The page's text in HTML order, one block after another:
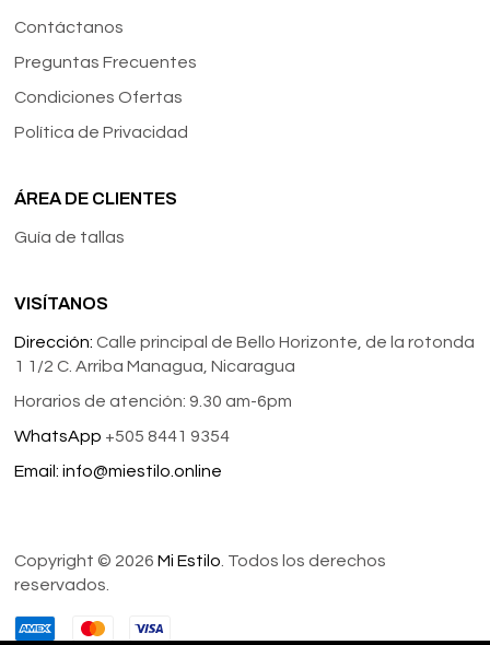
Contáctanos
Preguntas Frecuentes
Condiciones Ofertas
Política de Privacidad
ÁREA DE CLIENTES
Guía de tallas
VISÍTANOS
Dirección: Calle principal de Bello Horizonte, de la rotonda
1 1/2 C. Arriba Managua, Nicaragua
Horarios de atención: 9.30 am-6pm
WhatsApp +505 8441 9354
Email:info@miestilo.online
Copyright © 2026Mi Estilo . Todos los derechos
reservados.